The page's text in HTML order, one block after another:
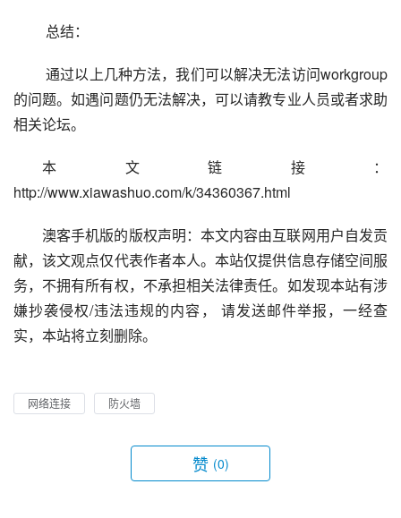
总结：
通过以上几种方法，我们可以解决无法访问workgroup
的问题。如遇问题仍无法解决，可以请教专业人员或者求助
相关论坛。
本文链接：
http://www.xiawashuo.com/k/34360367.html
澳客手机版的版权声明：本文内容由互联网用户自发贡
献，该文观点仅代表作者本人。本站仅提供信息存储空间服
务，不拥有所有权，不承担相关法律责任。如发现本站有涉
嫌抄袭侵权/违法违规的内容， 请发送邮件举报，一经查
实，本站将立刻删除。
网络连接 防火墙
赞 (0)